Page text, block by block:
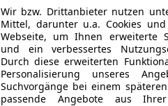
Wir bzw. Drittanbieter nutzen
Mittel, darunter u.a. Cookies
Webseite, um Ihnen erweiterte
und ein verbessertes
Durch diese erweiterten
Personalisierung unseres
Suchvorgänge bei einem
passende Angebote aus